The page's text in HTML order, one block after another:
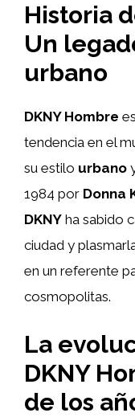
Historia
Un
urbano
DKNY Hombre
tendencia en el
su estilo urbano
1984 por Donna
DKNY ha sabido
ciudad y
en un referente
cosmopolitas.
La
DKNY
de los